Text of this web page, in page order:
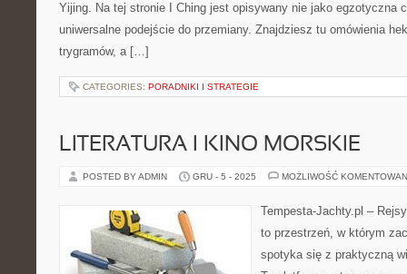
Yijing. Na tej stronie I Ching jest opisywany nie jako egzotyczna
uniwersalne podejście do przemiany. Znajdziesz tu omówienia
trygramów, a […]
CATEGORIES: PORADNIKI I STRATEGIE
LITERATURA I KINO MORSKIE
POSTED BY ADMIN GRU - 5 - 2025 MOŻLIWOŚĆ
Tempesta-Jachty.pl –
to przestrzeń, w którym
spotyka się z praktyczną